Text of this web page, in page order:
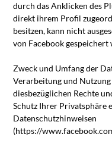
durch das Anklicken des
direkt ihrem Profil
besitzen, kann nicht
von Facebook gespeichert
Zweck und Umfang der
Verarbeitung und
diesbezüglichen Rechte
Schutz Ihrer Privatsphäre
Datenschutzhinweisen
(https://